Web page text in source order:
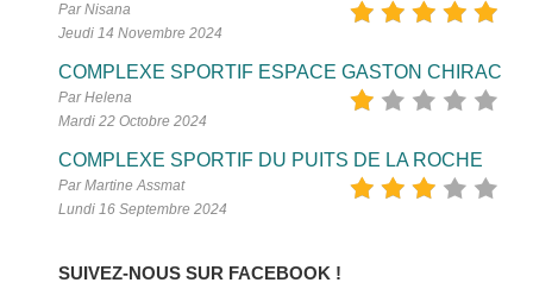
Par Nisana
Jeudi 14 Novembre 2024
COMPLEXE SPORTIF ESPACE GASTON CHIRAC
Par Helena
Mardi 22 Octobre 2024
COMPLEXE SPORTIF DU PUITS DE LA ROCHE
Par Martine Assmat
Lundi 16 Septembre 2024
SUIVEZ-NOUS SUR FACEBOOK !